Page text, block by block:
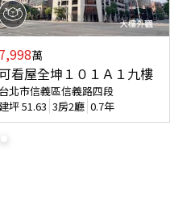
7,998萬
可看屋全坤１０１Ａ１九樓
台北市信義區信義路四段
建坪51.63 3房2廳 0.7年